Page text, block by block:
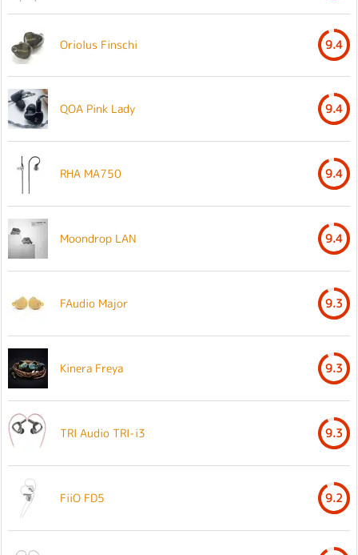
Oriolus Finschi 9.4
QOA Pink Lady 9.4
RHA MA750 9.4
Moondrop LAN 9.4
FAudio Major 9.3
Kinera Freya 9.3
TRI Audio TRI-i3 9.3
FiiO FD5 9.2